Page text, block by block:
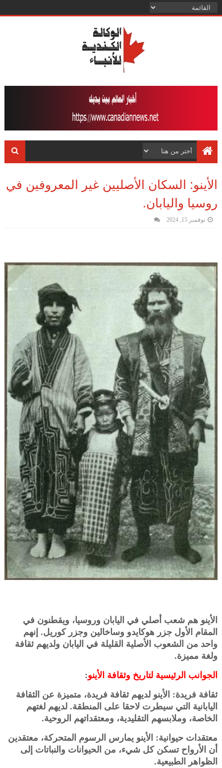
الأينو: السكان الأصليين غير المعروفين في
روسيا واليابان.
نوفمبر 15, 2024
الأينو هم شعب أصلي في اليابان وروسيا، ويقطنون في
المقام الأول جزر هوكايدو وساخالين وجزر كوريل. إنهم
واحد من الشعوب الأصلية القليلة في اليابان ولديهم ثقافة
ولغة مميزة.
الجوانب الرئيسية لتاريخ وثقافة الأينو:
ثقافة فريدة: الأينو لديهم ثقافة فريدة، متميزة عن الثقافة
اليابانية التي سيطرت لاحقا على المنطقة. لديهم لغتهم
الخاصة، وملابسهم التقليدية، ومعتقداتهم الروحية.
معتقدات حيوانية: الأينو يمارس الرسوم المتحركة، معتقدين
أن الأرواح تسكن كل شيء، من الحيوانات والنباتات إلى
الظواهر الطبيعية.